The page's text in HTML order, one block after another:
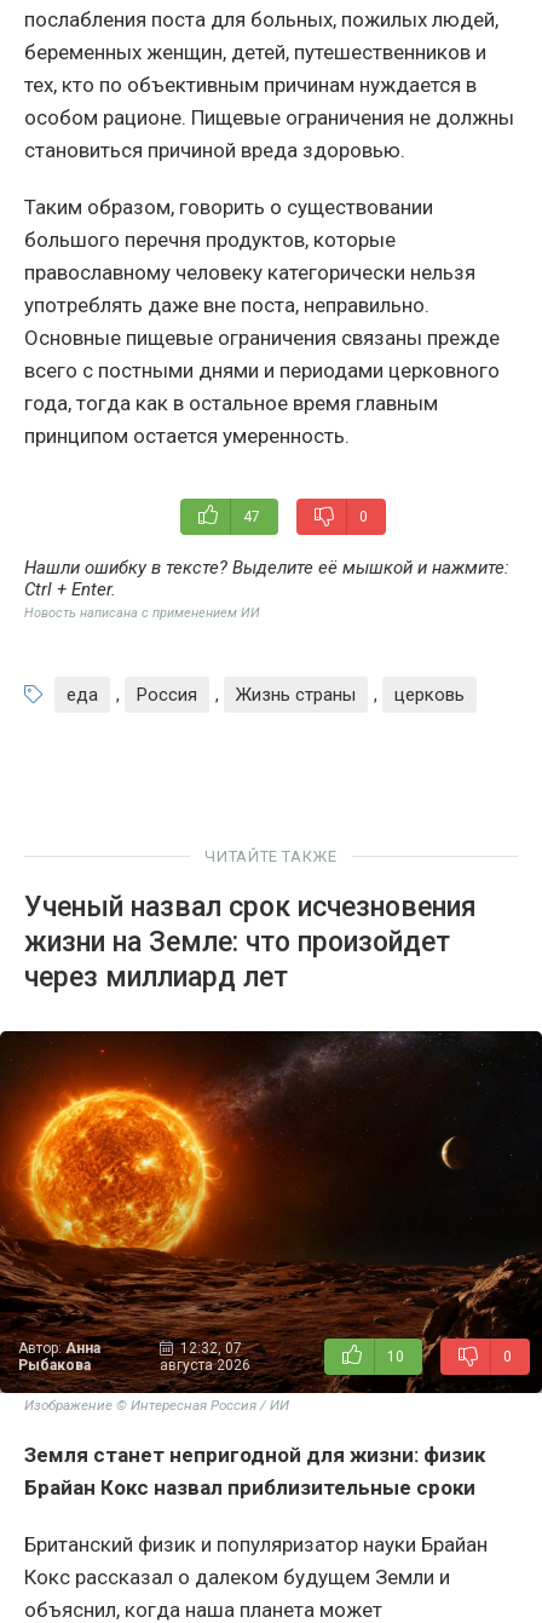
послабления поста для больных, пожилых людей,
беременных женщин, детей, путешественников и
тех, кто по объективным причинам нуждается в
особом рационе. Пищевые ограничения не должны
становиться причиной вреда здоровью.
Таким образом, говорить о существовании
большого перечня продуктов, которые
православному человеку категорически нельзя
употреблять даже вне поста, неправильно.
Основные пищевые ограничения связаны прежде
всего с постными днями и периодами церковного
года, тогда как в остальное время главным
принципом остается умеренность.
47 0
Нашли ошибку в тексте? Выделите её мышкой и нажмите:
Ctrl + Enter.
Новость написана с применением ИИ
еда , Россия , Жизнь страны , церковь
ЧИТАЙТЕ ТАКЖЕ
Ученый назвал срок исчезновения
жизни на Земле: что произойдет
через миллиард лет
Автор:Анна
Рыбакова
12:32, 07
августа 2026
10 0
Изображение © Интересная Россия / ИИ
Земля станет непригодной для жизни: физик
Брайан Кокс назвал приблизительные сроки
Британский физик и популяризатор науки Брайан
Кокс рассказал о далеком будущем Земли и
объяснил, когда наша планета может